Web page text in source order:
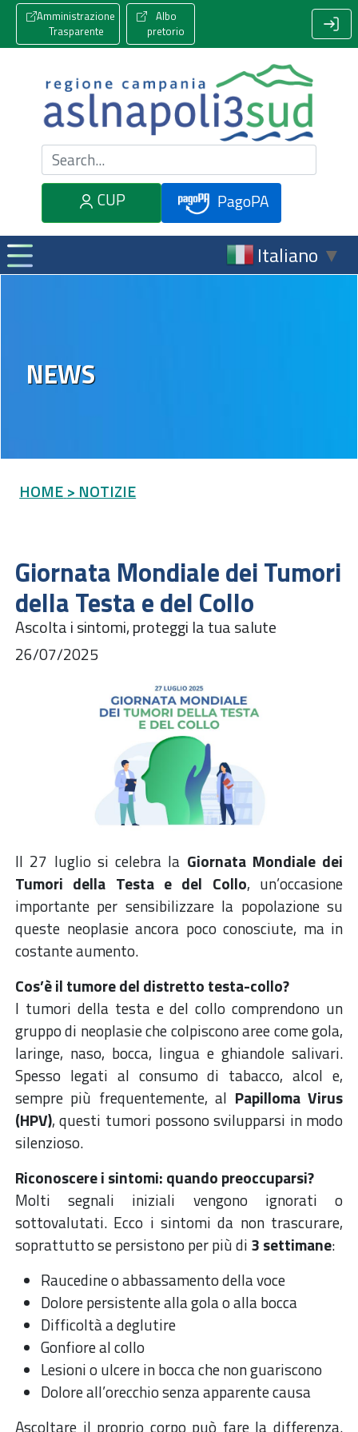
Amministrazione
Trasparente
Albo
pretorio
Cerca nel sito
CUP
PagoPA
Italiano ▼
NEWS
HOME > NOTIZIE
Giornata Mondiale dei Tumori
della Testa e del Collo
Ascolta i sintomi, proteggi la tua salute
26/07/2025
Il 27 luglio si celebra la Giornata Mondiale dei
Tumori della Testa e del Collo, un’occasione
importante per sensibilizzare la popolazione su
queste neoplasie ancora poco conosciute, ma in
costante aumento.
Cos’è il tumore del distretto testa-collo?
I tumori della testa e del collo comprendono un
gruppo di neoplasie che colpiscono aree come gola,
laringe, naso, bocca, lingua e ghiandole salivari.
Spesso legati al consumo di tabacco, alcol e,
sempre più frequentemente, al Papilloma Virus
(HPV), questi tumori possono svilupparsi in modo
silenzioso.
Riconoscere i sintomi: quando preoccuparsi?
Molti segnali iniziali vengono ignorati o
sottovalutati. Ecco i sintomi da non trascurare,
soprattutto se persistono per più di 3 settimane:
Raucedine o abbassamento della voce
Dolore persistente alla gola o alla bocca
Difficoltà a deglutire
Gonfiore al collo
Lesioni o ulcere in bocca che non guariscono
Dolore all’orecchio senza apparente causa
Ascoltare il proprio corpo può fare la differenza.